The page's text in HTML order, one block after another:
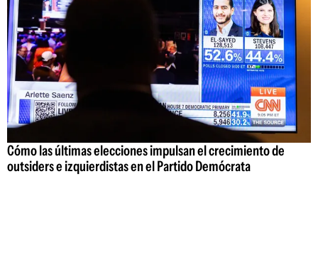
Cómo las últimas elecciones impulsan el crecimiento de
outsiders e izquierdistas en el Partido Demócrata